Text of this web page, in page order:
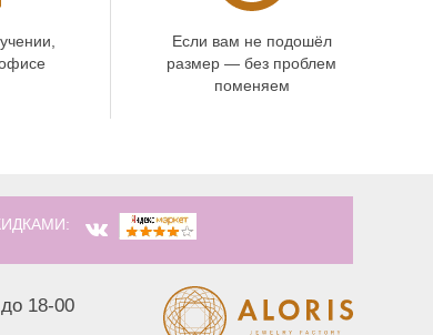
Если вам не подошёл
размер — без проблем
поменяем
18-00